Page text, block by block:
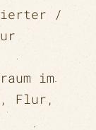
/
im
Flur,